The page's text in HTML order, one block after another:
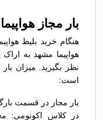
بار مجاز
هنگام خرید بلیط
هواپیما مشهد به
نظر بگیرید. میزان
است:
بار مجاز در قسمت